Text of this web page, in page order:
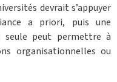
devrait s’appuyer
a priori, puis une
seule peut permettre à
organisationnelles ou